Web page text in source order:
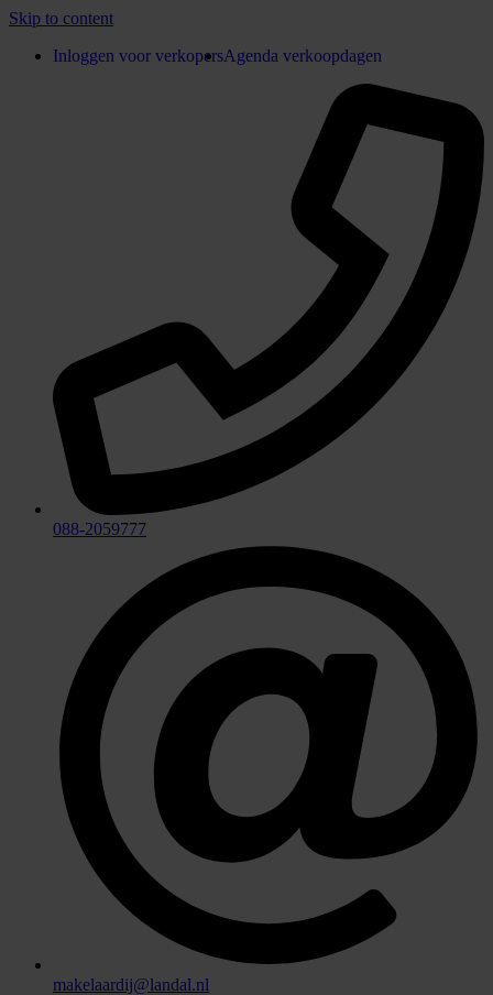
Skip to content
Inloggen voor verkopersAgenda verkoopdagen
088-2059777
makelaardij@landal.nl